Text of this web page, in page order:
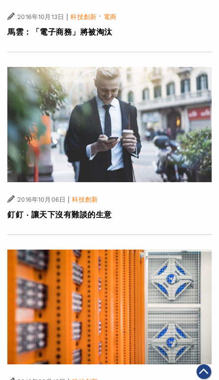
2016年10月13日 科技創新 · 電商
馬雲：「電子商務」將被淘汰
2016年10月06日 | 科技創新
釘釘 ‧ 讓天下沒有難談的生意